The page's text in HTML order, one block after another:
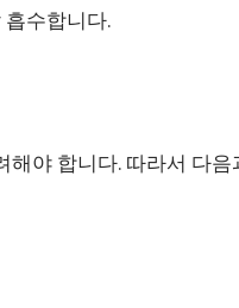
수합니다.
야 합니다. 따라서 다